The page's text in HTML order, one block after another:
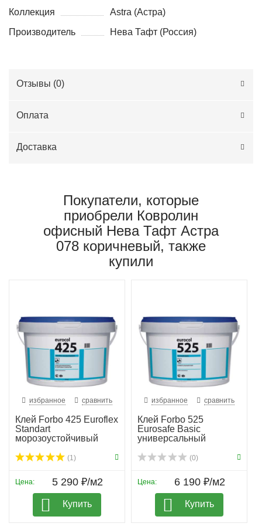
Коллекция
Astra (Астра)
Производитель
Нева Тафт (Россия)
Отзывы (0)
Оплата
Доставка
Покупатели, которые
приобрели Ковролин
офисный Нева Тафт Астра
078 коричневый, также
купили
избранное сравнить
Клей Forbo 425 Euroflex
Standart
морозоустойчивый
(1)
Цена: 5 290 ₽/м2
Купить
избранное сравнить
Клей Forbo 525
Eurosafe Basic
универсальный
(0)
Цена: 6 190 ₽/м2
Купить